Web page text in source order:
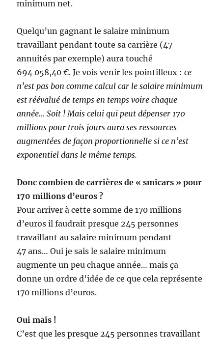
minimum net.
Quelqu’un gagnant le salaire minimum
travaillant pendant toute sa carrière (47
annuités par exemple) aura touché
694 058,40 €. Je vois venir les pointilleux :ce
n’est pas bon comme calcul car le salaire minimum
est réévalué de temps en temps voire chaque
année… Soit ! Mais celui qui peut dépenser 170
millions pour trois jours aura ses ressources
augmentées de façon proportionnelle si ce n’est
exponentiel dans le même temps.
Donc combien de carrières de « smicars » pour
170 millions d’euros ?
Pour arriver à cette somme de 170 millions
d’euros il faudrait presque 245 personnes
travaillant au salaire minimum pendant
47 ans… Oui je sais le salaire minimum
augmente un peu chaque année… mais ça
donne un ordre d’idée de ce que cela représente
170 millions d’euros.
Oui mais !
C’est que les presque 245 personnes travaillant